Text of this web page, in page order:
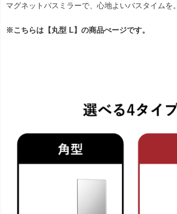
マグネットバスミラーで、心地よいバスタイムを。
※こちらは【丸型 L】の商品ぺージです。